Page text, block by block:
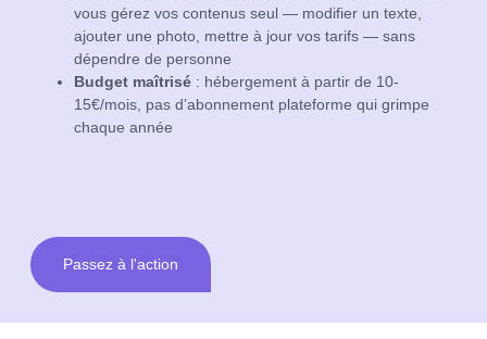
vous gérez vos contenus seul — modifier un texte,
ajouter une photo, mettre à jour vos tarifs — sans
dépendre de personne
Budget maîtrisé : hébergement à partir de 10-
15€/mois, pas d’abonnement plateforme qui grimpe
chaque année
Passez à l'action